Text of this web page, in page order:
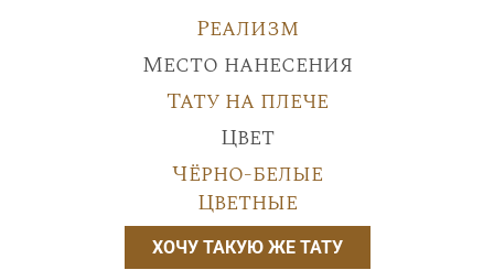
Реализм
Место нанесения
Тату на плече
Цвет
Чёрно-белые
Цветные
ХОЧУ ТАКУЮ ЖЕ ТАТУ